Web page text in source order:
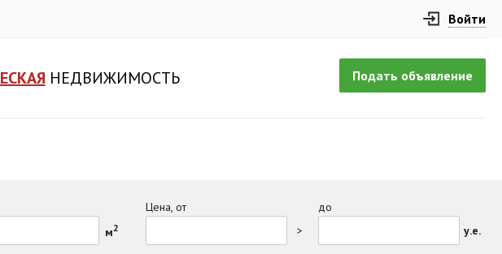
Войти
Подать объявление
НЕДВИЖИМОСТЬ
м2
Цена, от
>
до
у.е.